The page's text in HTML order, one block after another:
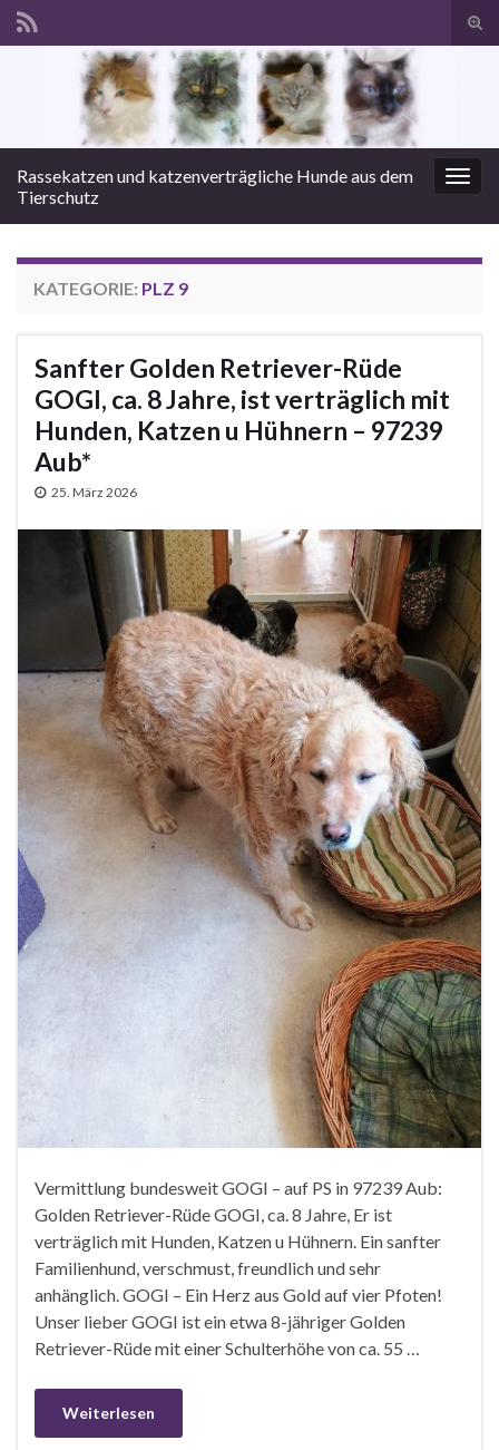
Search for:
Rassekatzen und katzenverträgliche Hunde aus dem
Tierschutz
KATEGORIE: PLZ 9
Sanfter Golden Retriever-Rüde
GOGI, ca. 8 Jahre, ist verträglich mit
Hunden, Katzen u Hühnern – 97239
Aub*
25. März 2026
Vermittlung bundesweit GOGI – auf PS in 97239 Aub:
Golden Retriever-Rüde GOGI, ca. 8 Jahre, Er ist
verträglich mit Hunden, Katzen u Hühnern. Ein sanfter
Familienhund, verschmust, freundlich und sehr
anhänglich. GOGI – Ein Herz aus Gold auf vier Pfoten!
Unser lieber GOGI ist ein etwa 8-jähriger Golden
Retriever-Rüde mit einer Schulterhöhe von ca. 55 …
Weiterlesen